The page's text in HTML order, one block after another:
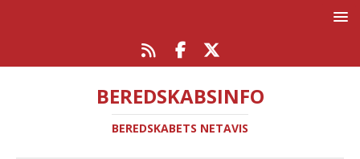
BEREDSKABSINFO
BEREDSKABETS NETAVIS